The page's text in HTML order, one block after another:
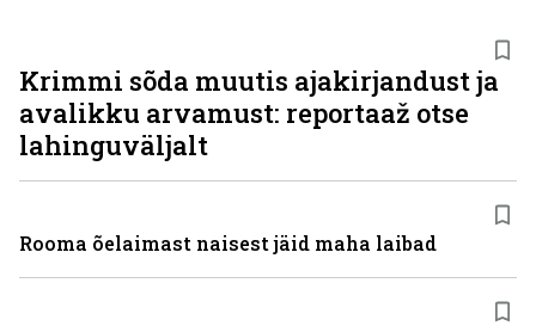
Krimmi sõda muutis ajakirjandust ja
avalikku arvamust: reportaaž otse
lahinguväljalt
Rooma õelaimast naisest jäid maha laibad